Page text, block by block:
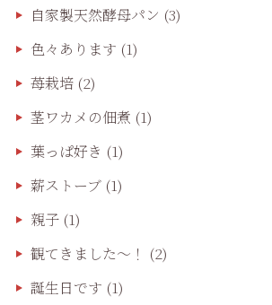
自家製天然酵母パン (3)
色々あります (1)
苺栽培(2)
茎ワカメの佃煮 (1)
葉っぱ好き (1)
薪ストーブ(1)
親子(1)
観てきました〜！ (2)
誕生日です (1)